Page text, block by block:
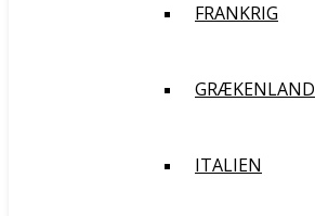
FRANKRIG
GRÆKENLAND
ITALIEN